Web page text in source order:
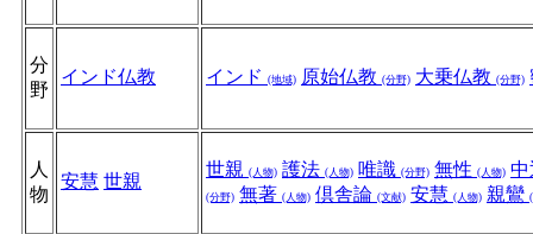
分
野
インド仏教 インド (地域) 原始仏教 (分野) 大乗仏教 (分野)
人
物
安慧 世親
世親 (人物) 護法 (人物) 唯識 (分野) 無性 (人物)
(分野) 無著 (人物) 倶舎論 (文献) 安慧 (人物) 親鸞